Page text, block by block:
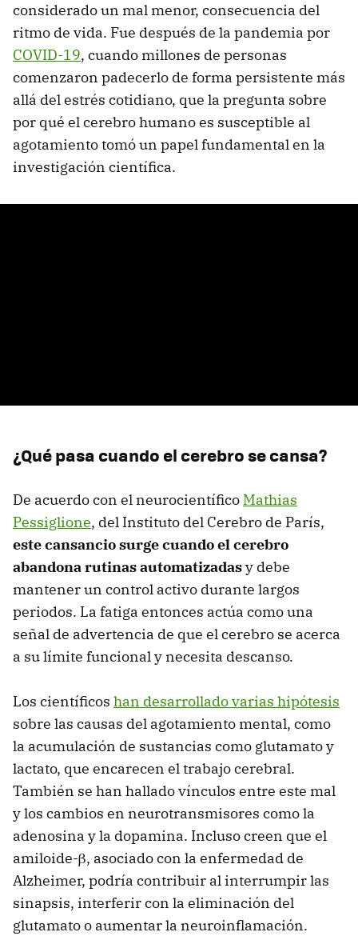
considerado un mal menor, consecuencia del
ritmo de vida. Fue después de la pandemia por
COVID-19, cuando millones de personas
comenzaron padecerlo de forma persistente más
allá del estrés cotidiano, que la pregunta sobre
por qué el cerebro humano es susceptible al
agotamiento tomó un papel fundamental en la
investigación científica.
¿Qué pasa cuando el cerebro se cansa?
De acuerdo con el neurocientífico Mathias
Pessiglione, del Instituto del Cerebro de París,
este cansancio surge cuando el cerebro
abandona rutinas automatizadasy debe
mantener un control activo durante largos
periodos. La fatiga entonces actúa como una
señal de advertencia de que el cerebro se acerca
a su límite funcional y necesita descanso.
Los científicos han desarrollado varias hipótesis
sobre las causas del agotamiento mental, como
la acumulación de sustancias como glutamato y
lactato, que encarecen el trabajo cerebral.
También se han hallado vínculos entre este mal
y los cambios en neurotransmisores como la
adenosina y la dopamina. Incluso creen que el
amiloide-β, asociado con la enfermedad de
Alzheimer, podría contribuir al interrumpir las
sinapsis, interferir con la eliminación del
glutamato o aumentar la neuroinflamación.